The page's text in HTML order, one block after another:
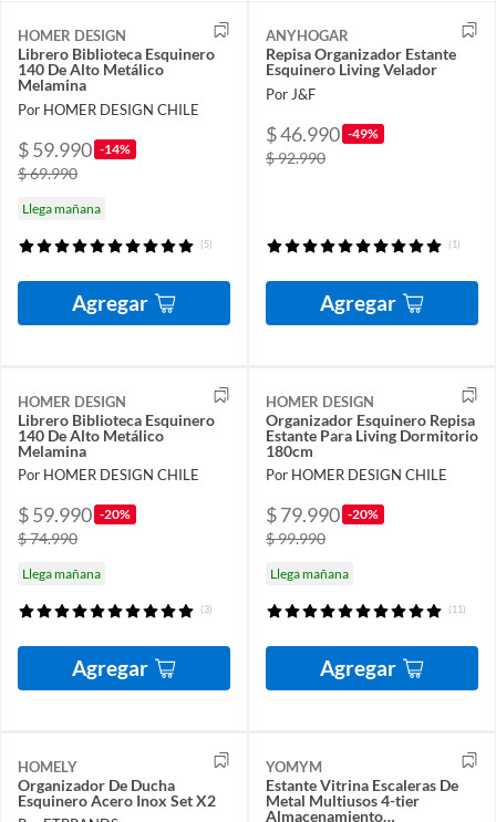
HOMER DESIGN
Librero Biblioteca Esquinero
140 De Alto Metálico
Melamina
Por HOMER DESIGN CHILE
$ 59.990 -14%
$ 69.990
Llega mañana
(5)
Agregar
ANYHOGAR
Repisa Organizador Estante
Esquinero Living Velador
Por J&F
$ 46.990 -49%
$ 92.990
(1)
Agregar
HOMER DESIGN
Librero Biblioteca Esquinero
140 De Alto Metálico
Melamina
Por HOMER DESIGN CHILE
$ 59.990 -20%
$ 74.990
Llega mañana
(3)
Agregar
HOMER DESIGN
Organizador Esquinero Repisa
Estante Para Living Dormitorio
180cm
Por HOMER DESIGN CHILE
$ 79.990 -20%
$ 99.990
Llega mañana
(11)
Agregar
HOMELY
Organizador De Ducha
Esquinero Acero Inox Set X2
YOMYM
Estante Vitrina Escaleras De
Metal Multiusos 4-tier
Almacenamiento